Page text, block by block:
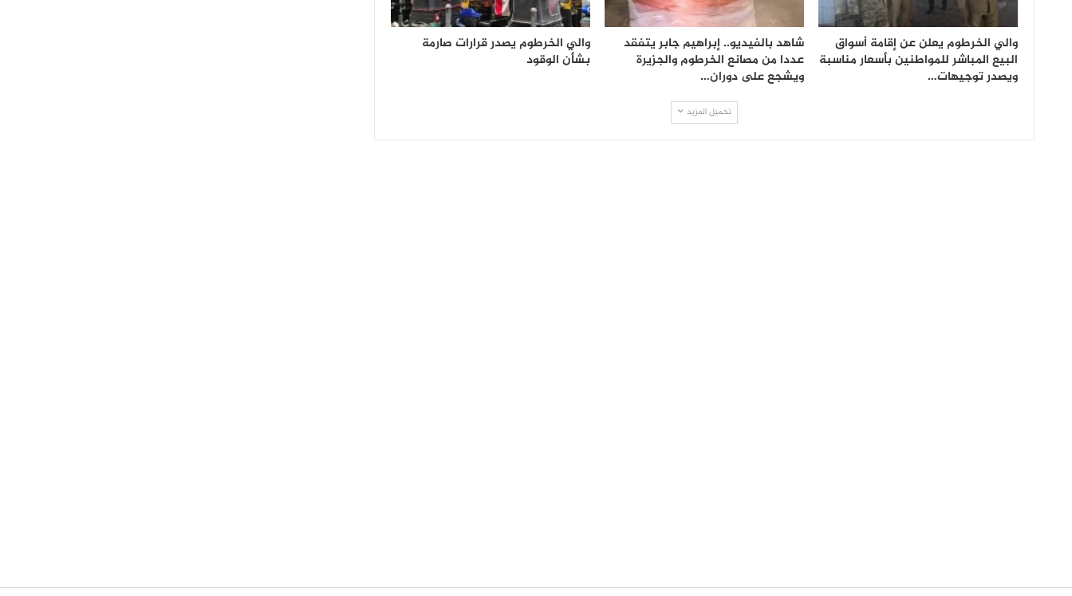
والي الخرطوم يعلن عن إقامة أسواق
البيع المباشر للمواطنين بأسعار مناسبة
ويصدر توجيهات…
شاهد بالفيديو.. إبراهيم جابر يتفقد
عددا من مصانع الخرطوم والجزيرة
ويشجع على دوران…
والي الخرطوم يصدر قرارات صارمة
بشأن الوقود
تحميل المزيد